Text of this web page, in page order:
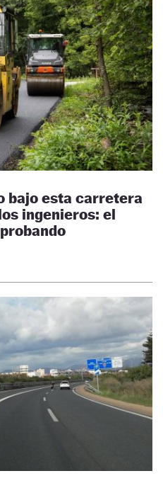
bajo esta carretera
ingenieros: el